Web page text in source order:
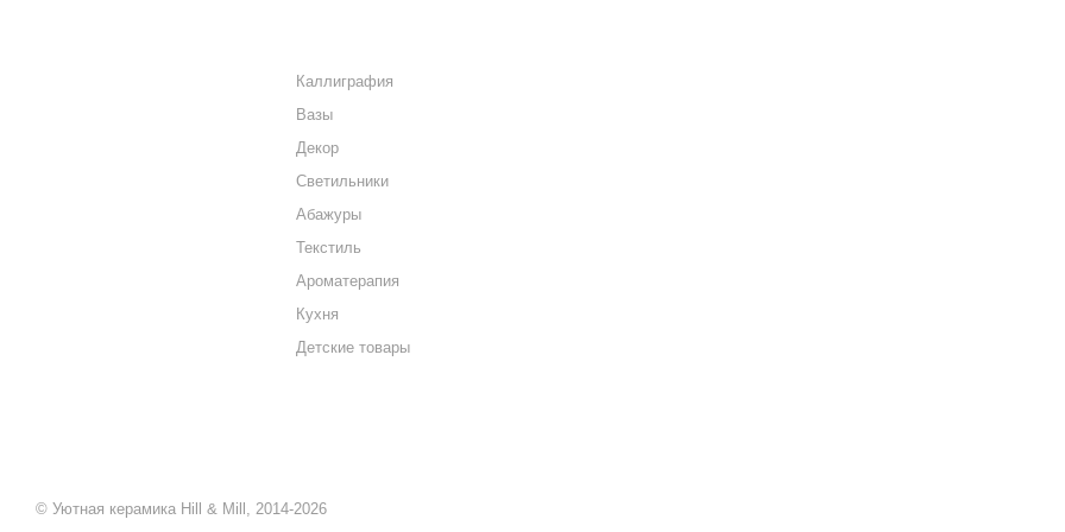
Каллиграфия
Вазы
Декор
Светильники
Абажуры
Текстиль
Ароматерапия
Кухня
Детские товары
© Уютная керамика Hill & Mill, 2014-2026